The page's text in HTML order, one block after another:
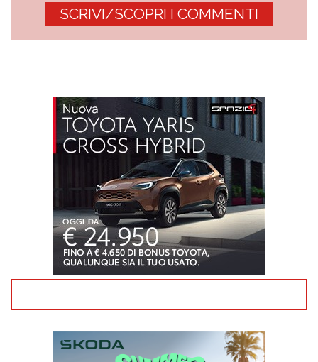
SCRIVI/SCOPRI I COMMENTI